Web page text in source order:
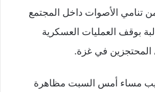
تنامي الأصوات داخل المجتمع
بوقف العمليات العسكرية
المحتجزين في غزة.
مساء أمس السبت مظاهرة